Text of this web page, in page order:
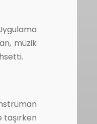
müzik
taşırken